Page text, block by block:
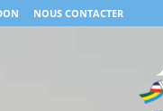
NOUS CONTACTER